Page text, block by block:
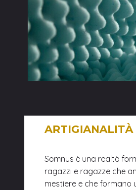
ARTIGIANALITÀ
Somnus è una realtà
ragazzi e ragazze che
mestiere e che formano